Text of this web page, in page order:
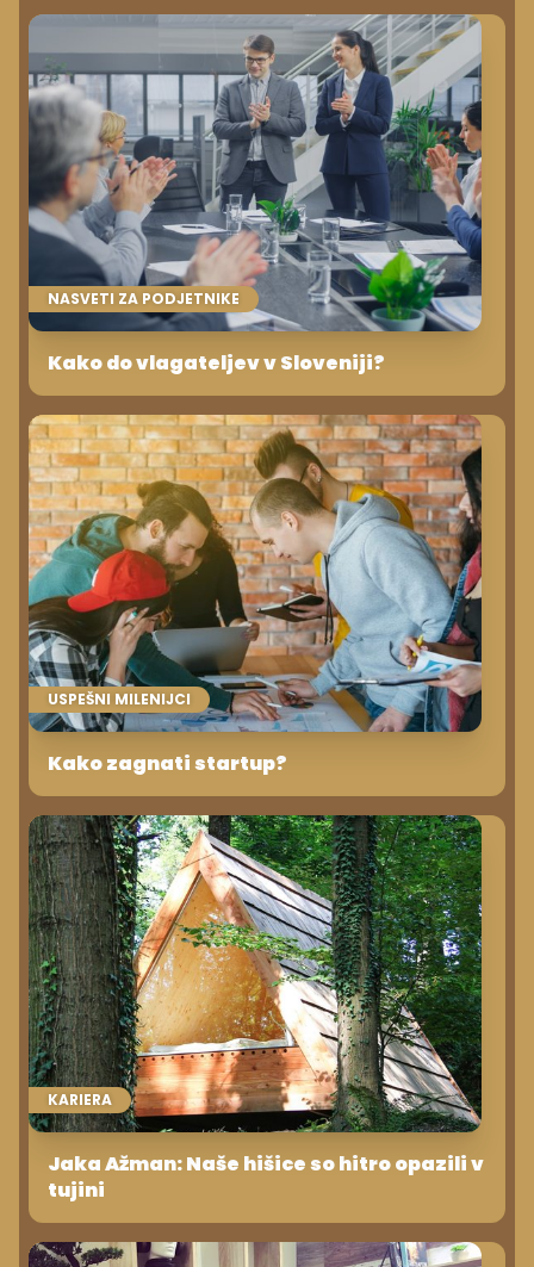
NASVETI ZA PODJETNIKE
Kako do vlagateljev v Sloveniji?
USPEŠNI MILENIJCI
Kako zagnati startup?
KARIERA
Jaka Ažman: Naše hišice so hitro opazili v
tujini